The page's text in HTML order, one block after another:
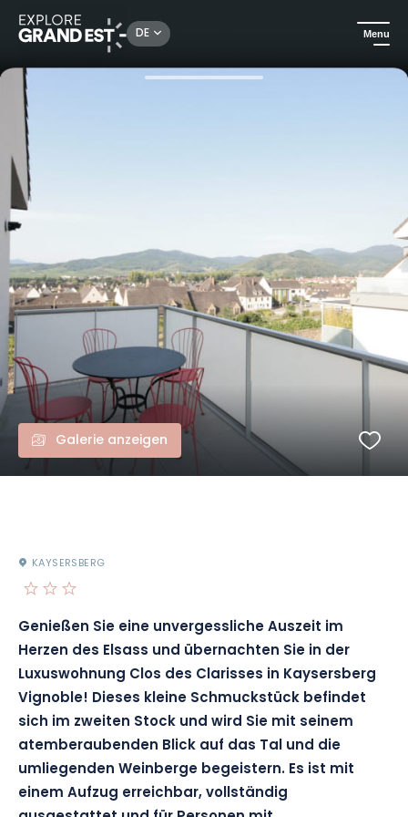
DE Menu
Sehenswertes in der Region Grand Est Ferienhaus Clos des Clarisses in Kaysersberg Vignoble
Galerie anzeigen
KAYSERSBERG
Genießen Sie eine unvergessliche Auszeit im
Herzen des Elsass und übernachten Sie in der
Luxuswohnung Clos des Clarisses in Kaysersberg
Vignoble! Dieses kleine Schmuckstück befindet
sich im zweiten Stock und wird Sie mit seinem
atemberaubenden Blick auf das Tal und die
umliegenden Weinberge begeistern. Es ist mit
einem Aufzug erreichbar, vollständig